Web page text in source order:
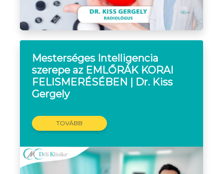
Mesterséges Intelligencia
szerepe az EMLŐRÁK KORAI
FELISMERÉSÉBEN | Dr. Kiss
Gergely
TOVÁBB